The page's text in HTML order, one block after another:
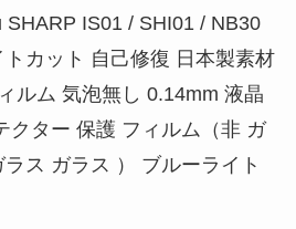
SHARP IS01 / SHI01 / NB30
カット 自己修復 日本製素材
ルム 気泡無し 0.14mm 液晶
クター 保護 フィルム（非 ガ
ス ガラス ） ブルーライト